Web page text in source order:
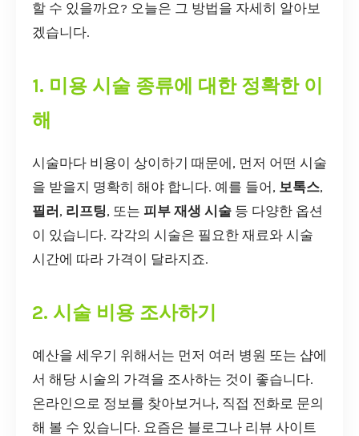
할 수 있을까요? 오늘은 그 방법을 자세히 알아보
겠습니다.
1. 미용 시술 종류에 대한 정확한 이
해
시술마다 비용이 상이하기 때문에, 먼저 어떤 시술
을 받을지 명확히 해야 합니다. 예를 들어, 보톡스,
필러 , 리프팅, 또는 피부 재생 시술 등 다양한 옵션
이 있습니다. 각각의 시술은 필요한 재료와 시술
시간에 따라 가격이 달라지죠.
2. 시술 비용 조사하기
예산을 세우기 위해서는 먼저 여러 병원 또는 샵에
서 해당 시술의 가격을 조사하는 것이 좋습니다.
온라인으로 정보를 찾아보거나, 직접 전화로 문의
해 볼 수 있습니다. 요즘은 블로그나 리뷰 사이트